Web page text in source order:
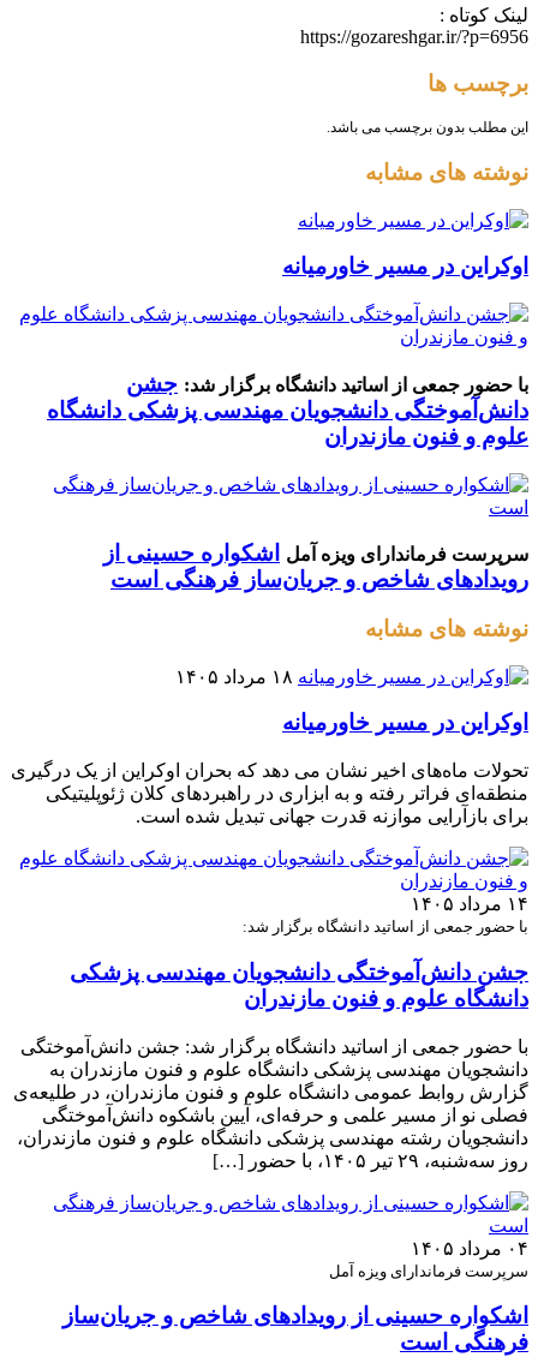
لینک کوتاه :
https://gozareshgar.ir/?p=6956
برچسب ها
این مطلب بدون برچسب می باشد.
نوشته های مشابه
اوکراین در مسیر خاورمیانه
با حضور جمعی از اساتید دانشگاه برگزار شد: جشن
دانش‌آموختگی دانشجویان مهندسی پزشکی دانشگاه
علوم و فنون مازندران
سرپرست فرماندارای ویزه آمل
اشکواره حسینی از
رویدادهای شاخص و جریان‌ساز فرهنگی است
نوشته های مشابه
۱۸ مرداد ۱۴۰۵
اوکراین در مسیر خاورمیانه
تحولات ماه‌های اخیر نشان می‌ دهد که بحران اوکراین از یک درگیری
منطقه‌ای فراتر رفته و به ابزاری در راهبردهای کلان ژئوپلیتیکی
برای بازآرایی موازنه قدرت جهانی تبدیل شده است.
۱۴ مرداد ۱۴۰۵
با حضور جمعی از اساتید دانشگاه برگزار شد:
جشن دانش‌آموختگی دانشجویان مهندسی پزشکی
دانشگاه علوم و فنون مازندران
با حضور جمعی از اساتید دانشگاه برگزار شد: جشن دانش‌آموختگی
دانشجویان مهندسی پزشکی دانشگاه علوم و فنون مازندران به
گزارش روابط عمومی دانشگاه علوم و فنون مازندران، در طلیعه‌ی
فصلی نو از مسیر علمی و حرفه‌ای، آیین باشکوه دانش‌آموختگی
دانشجویان رشته مهندسی پزشکی دانشگاه علوم و فنون مازندران،
روز سه‌شنبه، ۲۹ تیر ۱۴۰۵، با حضور […]
۰۴ مرداد ۱۴۰۵
سرپرست فرماندارای ویزه آمل
اشکواره حسینی از رویدادهای شاخص و جریان‌ساز
فرهنگی است